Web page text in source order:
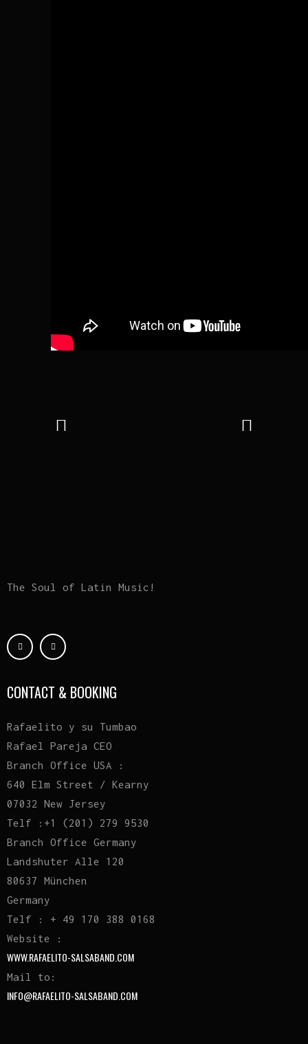
The Soul of Latin Music!
CONTACT & BOOKING
Rafaelito y su Tumbao
Rafael Pareja CEO
Branch Office USA :
640 Elm Street / Kearny
07032 New Jersey
Telf :+1 (201) 279 9530
Branch Office Germany
Landshuter Alle 120
80637 München
Germany
Telf : + 49 170 388 0168
Website :
WWW.RAFAELITO-SALSABAND.COM
Mail to:
INFO@RAFAELITO-SALSABAND.COM